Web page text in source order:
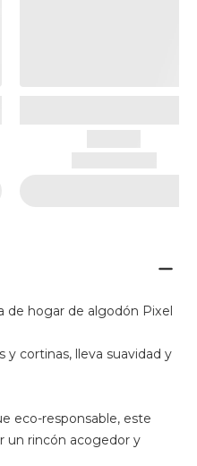
de hogar de algodón Pixel
y cortinas, lleva suavidad y
eco-responsable, este
un rincón acogedor y